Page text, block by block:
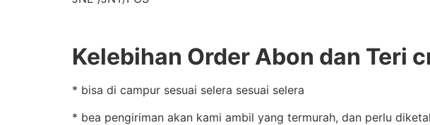
Kelebihan Order Abon dan Teri
* bisa di campur sesuai selera sesuai selera
* bea pengiriman akan kami ambil yang termurah, dan perlu